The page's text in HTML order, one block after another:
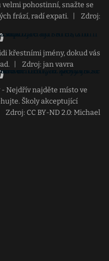
pohostinní, snažte se
frází, radí expati.
Zdroj:
křestními jmény, dokud vás
Zdroj: jan vavra
Nejdřív najděte místo ve
Školy akceptující
Zdroj: CC BY-ND 2.0: Michael